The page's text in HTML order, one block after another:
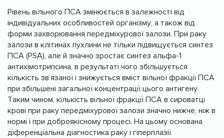
Рівень вільного ПСА змінюється в залежності від
індивідуальних особливостей організму, а також від
форми захворювання передміхурової залози. При раку
залози в клітинах пухлини не тільки підвищується синтез
ПСА (PSA), але й значно зростає синтез альфа-1
антихімотрипсина, в результаті чого збільшується
кількість зв’язаної і знижується вміст вільної фракції ПСА
при збільшені загальної концентрації цього антигену.
Таким чином, кількість вільної фракції ПСА в сироватці
крові при раку передміхурової залози значно нижче, ніж в
нормі і при доброякісному процесі. На цьому основана
діференціальна діагностика раку і гіперплазії